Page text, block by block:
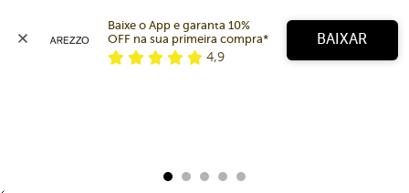
Baixe o App e garanta 10%
OFF na sua primeira compra*
4,9
BAIXAR